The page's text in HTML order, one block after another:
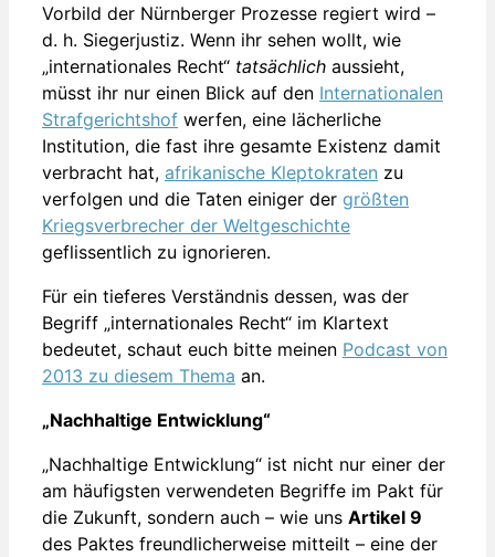
Vorbild der Nürnberger Prozesse regiert wird –
d. h. Siegerjustiz. Wenn ihr sehen wollt, wie
„internationales Recht“ tatsächlich aussieht,
müsst ihr nur einen Blick auf den Internationalen
Strafgerichtshof werfen, eine lächerliche
Institution, die fast ihre gesamte Existenz damit
verbracht hat, afrikanische Kleptokraten zu
verfolgen und die Taten einiger der größten
Kriegsverbrecher der Weltgeschichte
geflissentlich zu ignorieren.
Für ein tieferes Verständnis dessen, was der
Begriff „internationales Recht“ im Klartext
bedeutet, schaut euch bitte meinen Podcast von
2013 zu diesem Thema an.
„Nachhaltige Entwicklung“
„Nachhaltige Entwicklung“ ist nicht nur einer der
am häufigsten verwendeten Begriffe im Pakt für
die Zukunft, sondern auch – wie uns Artikel 9
des Paktes freundlicherweise mitteilt – eine der